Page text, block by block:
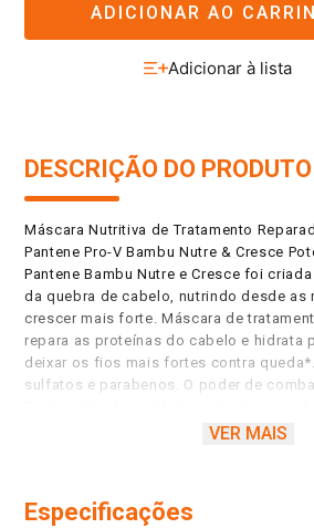
ADICIONAR AO
DESCRIÇÃO DO PRODUTO
Máscara Nutritiva de Tratamento
Pantene Pro-V Bambu Nutre & Cresce
Pantene Bambu Nutre e Cresce foi
da quebra de cabelo, nutrindo desde as
crescer mais forte. Máscara de
repara as proteínas do cabelo e hidrata
deixar os fios mais fortes contra
sulfatos e parabenos. O poder de
shampoo, condicionador, creme para
desde à raiz para seu cabelo crescer
VER MAIS
Especificações